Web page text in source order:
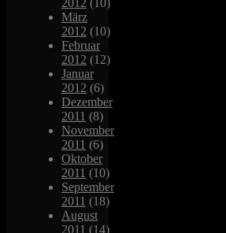
März
2012 (10)
Februar
2012 (12)
Januar
2012 (6)
Dezember
2011 (8)
November
2011 (6)
Oktober
2011 (10)
September
2011 (18)
August
2011 (14)